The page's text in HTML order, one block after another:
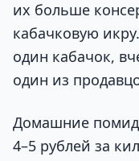
их больше
кабачковую
один кабачок,
один из
Домашние
4–5 рублей за